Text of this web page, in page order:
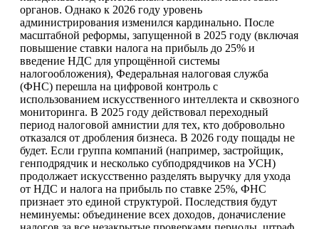
органов. Однако к 2026 году уровень
администрирования изменился кардинально. После
масштабной реформы, запущенной в 2025 году (включая
повышение ставки налога на прибыль до 25% и
введение НДС для упрощённой системы
налогообложения), Федеральная налоговая служба
(ФНС) перешла на цифровой контроль с
использованием искусственного интеллекта и сквозного
мониторинга. В 2025 году действовал переходный
период налоговой амнистии для тех, кто добровольно
отказался от дробления бизнеса. В 2026 году пощады не
будет. Если группа компаний (например, застройщик,
генподрядчик и несколько субподрядчиков на УСН)
продолжает искусственно разделять выручку для ухода
от НДС и налога на прибыль по ставке 25%, ФНС
признает это единой структурой. Последствия будут
неминуемы: объединение всех доходов, доначисление